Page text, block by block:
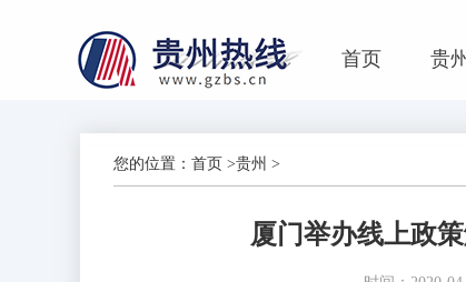
首页 贵州
您的位置： 首页 >贵州 >
厦门举办线上政